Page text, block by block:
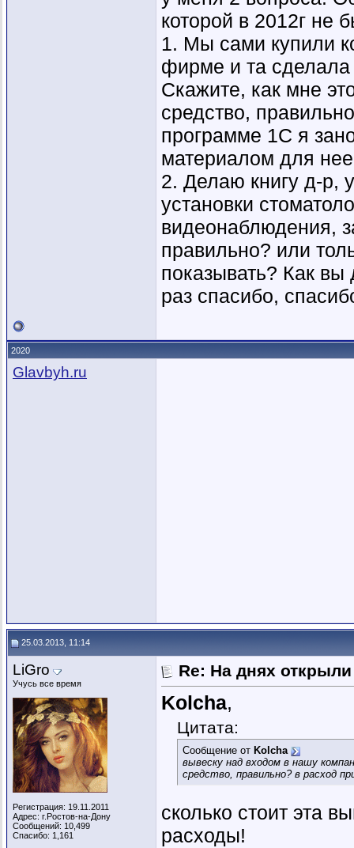
которой в 2012г не
1. Мы сами купили
фирме и та
Скажите, как мне
средство,
программе 1С я
материалом для
2. Делаю книгу д-р,
установки
видеонаблюдения,
правильно? или
показывать? Как
раз спасибо,
2020
Glavbyh.ru
25.03.2013, 11:14
LiGro
Учусь все время
Регистрация: 19.11.2011
Адрес: г.Ростов-на-Дону
Сообщений: 10,499
Спасибо: 1,161
Re: На днях
Kolcha,
Цитата:
Сообщение от Kolcha
вывеску над входом в нашу
средство, правильно? в расход
сколько стоит эта
расходы!